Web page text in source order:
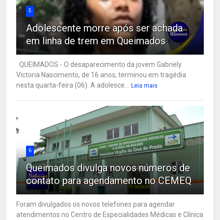
5
Adolescente morre após ser achada
em linha de trem em Queimados
QUEIMADOS - O desaparecimento da jovem Gabriely
Victoria Nascimento, de 16 anos, terminou em tragédia
nesta quarta-feira (06). A adolesce...
Leia mais
6
Queimados divulga novos números de
contato para agendamento no CEMEQ
Foram divulgados os novos telefones para agendar
atendimentos no Centro de Especialidades Médicas e Clínica